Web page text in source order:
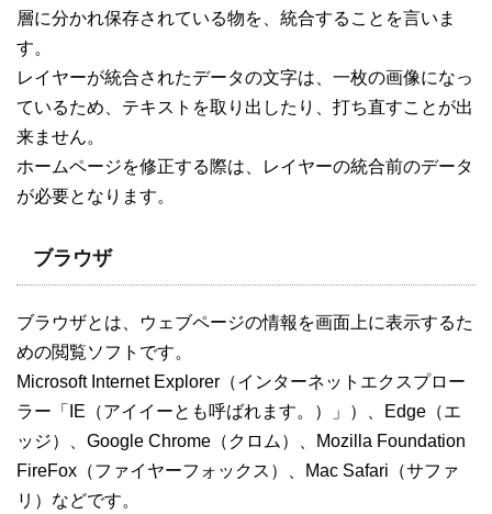
層に分かれ保存されている物を、統合することを言いま
す。
レイヤーが統合されたデータの文字は、一枚の画像になっ
ているため、テキストを取り出したり、打ち直すことが出
来ません。
ホームページを修正する際は、レイヤーの統合前のデータ
が必要となります。
ブラウザ
ブラウザとは、ウェブページの情報を画面上に表示するた
めの閲覧ソフトです。
Microsoft Internet Explorer（インターネットエクスプロー
ラー「IE（アイイーとも呼ばれます。）」）、Edge（エ
ッジ）、Google Chrome（クロム）、Mozilla Foundation
FireFox（ファイヤーフォックス）、Mac Safari（サファ
リ）などです。